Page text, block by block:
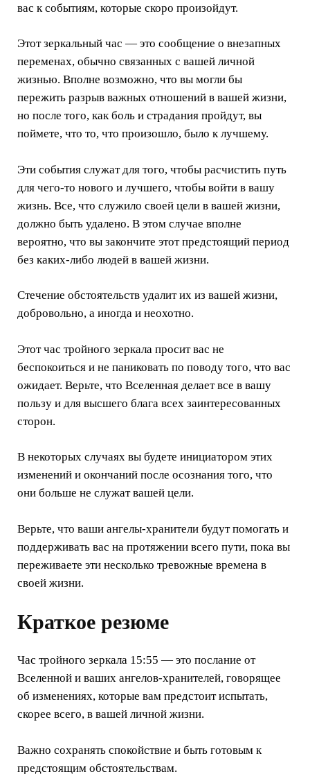
вас к событиям, которые скоро произойдут.
Этот зеркальный час — это сообщение о внезапных
переменах, обычно связанных с вашей личной
жизнью. Вполне возможно, что вы могли бы
пережить разрыв важных отношений в вашей жизни,
но после того, как боль и страдания пройдут, вы
поймете, что то, что произошло, было к лучшему.
Эти события служат для того, чтобы расчистить путь
для чего-то нового и лучшего, чтобы войти в вашу
жизнь. Все, что служило своей цели в вашей жизни,
должно быть удалено. В этом случае вполне
вероятно, что вы закончите этот предстоящий период
без каких-либо людей в вашей жизни.
Стечение обстоятельств удалит их из вашей жизни,
добровольно, а иногда и неохотно.
Этот час тройного зеркала просит вас не
беспокоиться и не паниковать по поводу того, что вас
ожидает. Верьте, что Вселенная делает все в вашу
пользу и для высшего блага всех заинтересованных
сторон.
В некоторых случаях вы будете инициатором этих
изменений и окончаний после осознания того, что
они больше не служат вашей цели.
Верьте, что ваши ангелы-хранители будут помогать и
поддерживать вас на протяжении всего пути, пока вы
переживаете эти несколько тревожные времена в
своей жизни.
Краткое резюме
Час тройного зеркала 15:55 — это послание от
Вселенной и ваших ангелов-хранителей, говорящее
об изменениях, которые вам предстоит испытать,
скорее всего, в вашей личной жизни.
Важно сохранять спокойствие и быть готовым к
предстоящим обстоятельствам.